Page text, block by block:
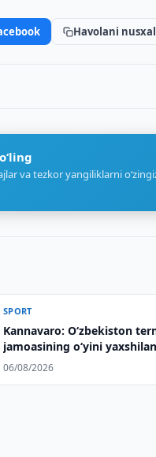
Havolani
va tezkor yangiliklarni
SPORT
Kannavaro: O‘zbekiston
jamoasining o‘yini
06/08/2026